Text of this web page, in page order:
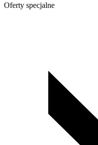
Oferty specjalne